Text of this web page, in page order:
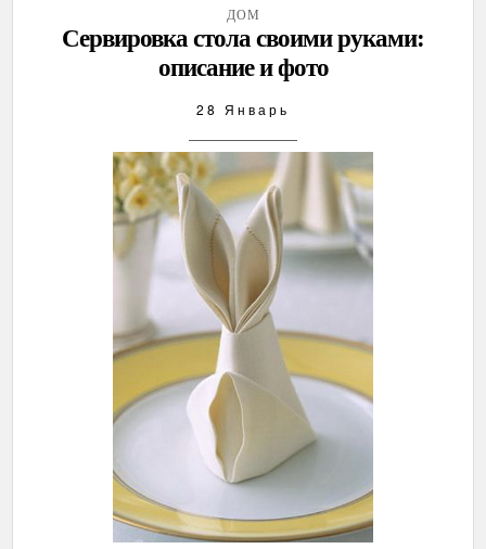
ДОМ
Сервировка стола своими руками:
описание и фото
28 Январь